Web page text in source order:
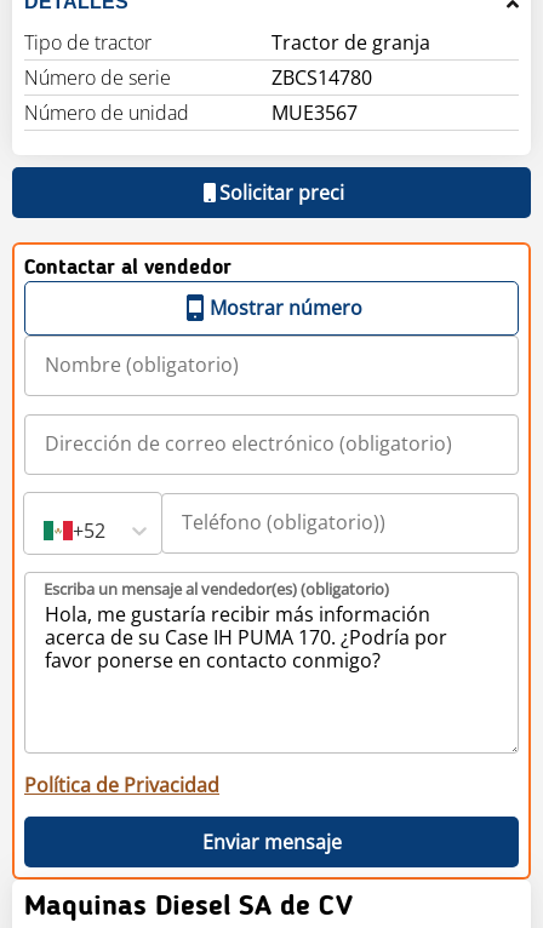
Tipo de tractor
Tractor de granja
Número de serie
ZBCS14780
Número de unidad
MUE3567
Solicitar preci
Contactar al vendedor
Mostrar número
+52
Escriba un mensaje al vendedor(es) (obligatorio)
Política de Privacidad
Enviar mensaje
Maquinas Diesel SA de CV